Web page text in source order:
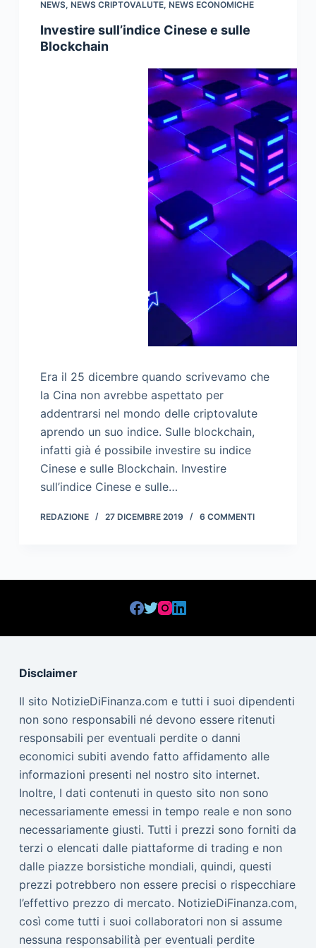
NEWS, NEWS CRIPTOVALUTE, NEWS ECONOMICHE
Investire sull’indice Cinese e sulle
Blockchain
Era il 25 dicembre quando scrivevamo che
la Cina non avrebbe aspettato per
addentrarsi nel mondo delle criptovalute
aprendo un suo indice. Sulle blockchain,
infatti già é possibile investire su indice
Cinese e sulle Blockchain. Investire
sull’indice Cinese e sulle…
REDAZIONE 27 DICEMBRE 2019 6 COMMENTI
Disclaimer
Il sito NotizieDiFinanza.com e tutti i suoi dipendenti
non sono responsabili né devono essere ritenuti
responsabili per eventuali perdite o danni
economici subiti avendo fatto affidamento alle
informazioni presenti nel nostro sito internet.
Inoltre, I dati contenuti in questo sito non sono
necessariamente emessi in tempo reale e non sono
necessariamente giusti. Tutti i prezzi sono forniti da
terzi o elencati dalle piattaforme di trading e non
dalle piazze borsistiche mondiali, quindi, questi
prezzi potrebbero non essere precisi o rispecchiare
l’effettivo prezzo di mercato. NotizieDiFinanza.com,
così come tutti i suoi collaboratori non si assume
nessuna responsabilità per eventuali perdite